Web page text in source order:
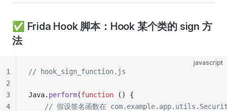
✅ Frida Hook 脚本：Hook 某个类的 sign 方
法
javascript
// hook_sign_function.js
Java. perform(function () {
// 假设签名函数在
1
2
3
4